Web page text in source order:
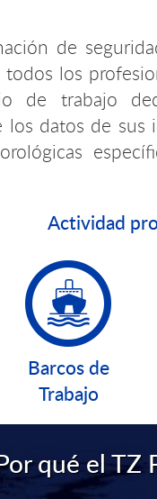
de
los
de trabajo
los datos de
Actividad
Barcos de
Trabajo
qué el TZ